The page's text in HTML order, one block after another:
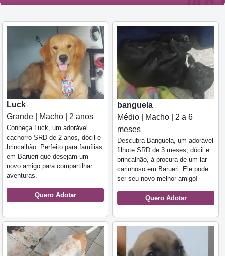
Luck
Grande | Macho | 2 anos
Conheça Luck, um adorável
cachorro SRD de 2 anos, dócil e
brincalhão. Perfeito para famílias
em Barueri que desejam um
novo amigo para compartilhar
aventuras.
Quero Adotar
banguela
Médio | Macho | 2 a 6
meses
Descubra Banguela, um adorável
filhote SRD de 3 meses, dócil e
brincalhão, à procura de um lar
carinhoso em Barueri. Ele pode
ser seu novo melhor amigo!
Quero Adotar